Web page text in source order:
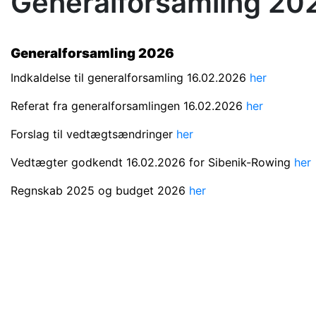
Generalforsamling 2026
Indkaldelse til generalforsamling 16.02.2026 her
Referat fra generalforsamlingen 16.02.2026 her
Forslag til vedtægtsændringer her
Vedtægter godkendt 16.02.2026 for Sibenik-Rowing her
Regnskab 2025 og budget 2026 her